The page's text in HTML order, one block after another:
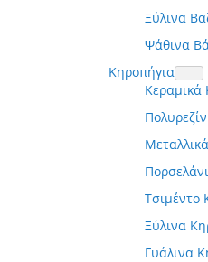
Ξύλινα
Ψάθινα
Κηροπήγια
Κεραμικά
Τσιμέντο
Ξύλινα
Γυάλινα